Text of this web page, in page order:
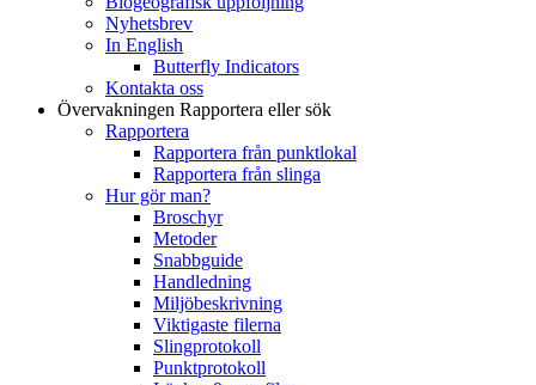
Nyhetsbrev
In English
Butterfly Indicators
Kontakta oss
Övervakningen Rapportera eller sök
Rapportera
Rapportera från punktlokal
Rapportera från slinga
Hur gör man?
Broschyr
Metoder
Snabbguide
Handledning
Miljöbeskrivning
Viktigaste filerna
Slingprotokoll
Punktprotokoll